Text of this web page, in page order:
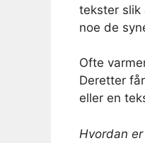
tekster slik
noe de
Ofte
Deretter
eller en
Hvordan